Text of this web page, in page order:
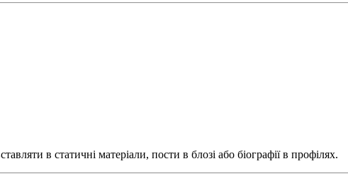
в статичні матеріали, пости в блозі або біографії в профілях.